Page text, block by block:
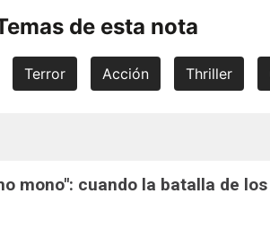
de esta nota
Terror Acción Thriller
mono": cuando la batalla de